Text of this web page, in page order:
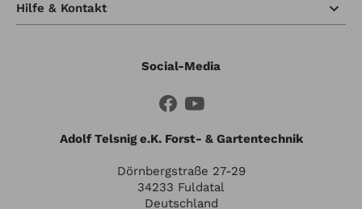
Hilfe & Kontakt
Social-Media
Adolf Telsnig e.K. Forst- & Gartentechnik
Dörnbergstraße 27-29
34233 Fuldatal
Deutschland